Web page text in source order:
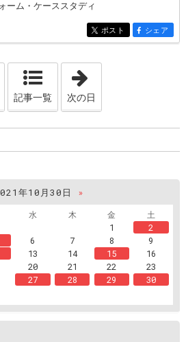
ーム・ケーススタディ
entry229
ポスト entry229
シェア
「2021年10月29日」
記事一覧 次の日
年10月30日
»
水 木 金
土
1
2
6 7 8
9
13 14 15
16
20 21 22
23
27 28 29
30